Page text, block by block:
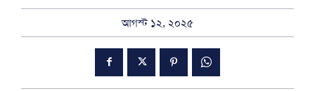
আগস্ট ১২, ২০২৫